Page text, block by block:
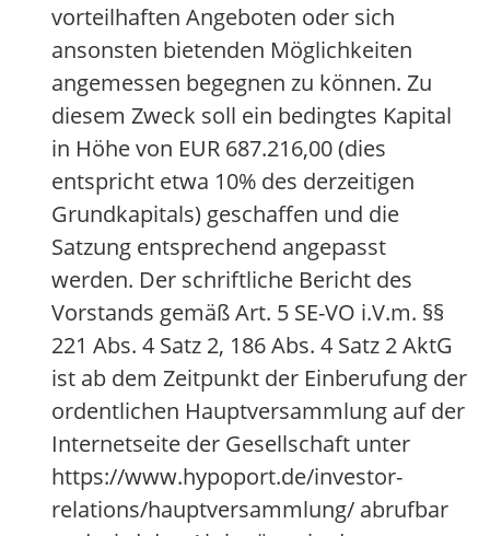
vorteilhaften Angeboten oder sich
ansonsten bietenden Möglichkeiten
angemessen begegnen zu können. Zu
diesem Zweck soll ein bedingtes Kapital
in Höhe von EUR 687.216,00 (dies
entspricht etwa 10% des derzeitigen
Grundkapitals) geschaffen und die
Satzung entsprechend angepasst
werden. Der schriftliche Bericht des
Vorstands gemäß Art. 5 SE-VO i.V.m. §§
221 Abs. 4 Satz 2, 186 Abs. 4 Satz 2 AktG
ist ab dem Zeitpunkt der Einberufung der
ordentlichen Hauptversammlung auf der
Internetseite der Gesellschaft unter
https://www.hypoport.de/investor-
relations/hauptversammlung/ abrufbar